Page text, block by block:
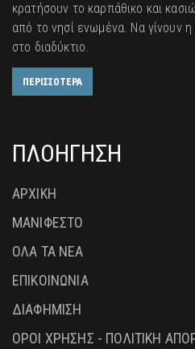
κρατήσουν το καρπάθικο και
από το νησί ενωμένα. Να γίνουν
στο διαδύκτιο.
ΠΕΡΙΣΣΟΤΕΡΑ
ΠΛΟΗΓΗΣΗ
ΑΡΧΙΚΗ
ΜΑΝΙΦΕΣΤΟ
ΟΛΑ ΤΑ ΝΕΑ
ΕΠΙΚΟΙΝΩΝΙΑ
ΔΙΑΦΗΜΙΣΗ
ΟΡΟΙ ΧΡΗΣΗΣ - ΠΟΛΙΤΙΚΗ